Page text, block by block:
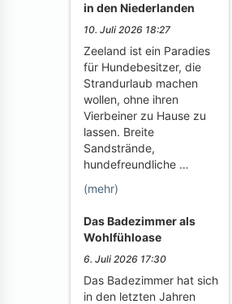
in den Niederlanden
10. Juli 2026 18:27
Zeeland ist ein Paradies
für Hundebesitzer, die
Strandurlaub machen
wollen, ohne ihren
Vierbeiner zu Hause zu
lassen. Breite
Sandstrände,
hundefreundliche …
(mehr)
Das Badezimmer als
Wohlfühloase
6. Juli 2026 17:30
Das Badezimmer hat sich
in den letzten Jahren